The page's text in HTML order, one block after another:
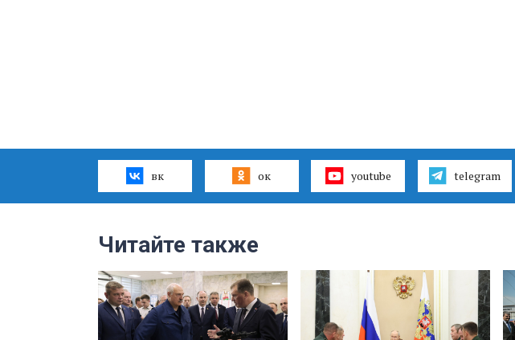
вк ок youtube telegram
Читайте также